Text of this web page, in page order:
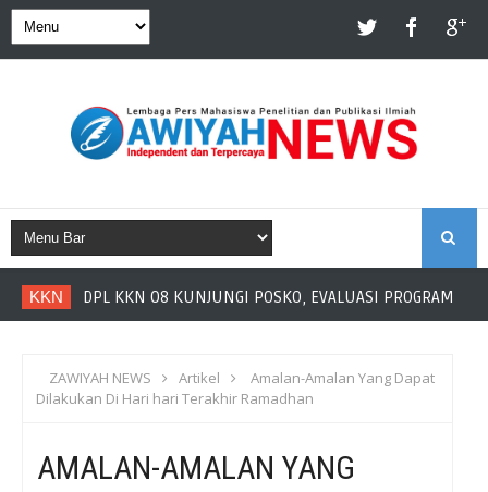
KKN DPL KKN 08 KUNJUNGI POSKO, EVALUASI PROGRAM DAN
ZAWIYAH NEWS Artikel
Amalan-Amalan Yang Dapat
Dilakukan Di Hari hari Terakhir Ramadhan
AMALAN-AMALAN YANG